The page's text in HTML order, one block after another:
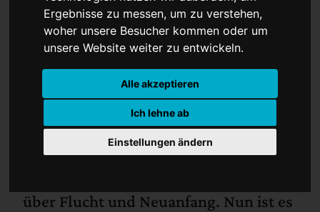
Ergebnisse zu messen, um zu verstehen,
woher unsere Besucher kommen oder um
unsere Website weiter zu entwickeln.
Alle akzeptieren
Ich lehne ab
Einstellungen ändern
Das Buch “Spuck die Trauer aus”
über Flucht und Neuanfang. Nun ist es